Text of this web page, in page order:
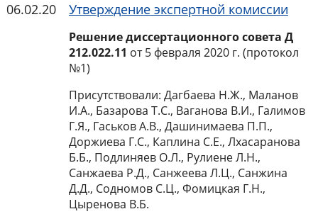
06.02.20 Утверждение экспертной комиссии
Решение диссертационного совета Д
212.022.11 от 5 февраля 2020 г. (протокол
№1)
Присутствовали: Дагбаева Н.Ж., Маланов
И.А., Базарова Т.С., Ваганова В.И., Галимов
Г.Я., Гаськов А.В., Дашинимаева П.П.,
Доржиева Г.С., Каплина С.Е., Лхасаранова
Б.Б., Подлиняев О.Л., Рулиене Л.Н.,
Санжаева Р.Д., Санжеева Л.Ц., Санжина
Д.Д., Содномов С.Ц., Фомицкая Г.Н.,
Цыренова В.Б.